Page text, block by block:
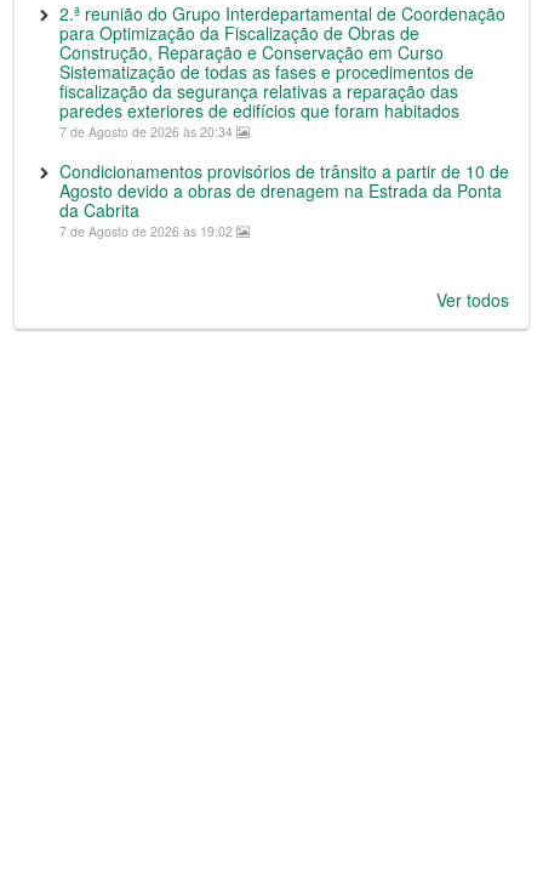
2.ª reunião do Grupo Interdepartamental de Coordenação
para Optimização da Fiscalização de Obras de
Construção, Reparação e Conservação em Curso
Sistematização de todas as fases e procedimentos de
fiscalização da segurança relativas a reparação das
paredes exteriores de edifícios que foram habitados
7 de Agosto de 2026 às 20:34
Condicionamentos provisórios de trânsito a partir de 10 de
Agosto devido a obras de drenagem na Estrada da Ponta
da Cabrita
7 de Agosto de 2026 às 19:02
Ver todos